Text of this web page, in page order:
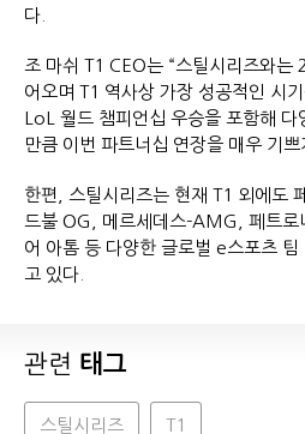
다.
조 마쉬 T1 CEO는 “스틸시리즈와는
어오며 T1 역사상 가장 성공적인 시
LoL 월드 챔피언십 우승을 포함해
만큼 이번 파트너십 연장을 매우 기
한편, 스틸시리즈는 현재 T1 외에도
드불 OG, 메르세데스-AMG, 페트로
어 아톰 등 다양한 글로벌 e스포츠
고 있다.
관련 태그
스틸시리즈 T1